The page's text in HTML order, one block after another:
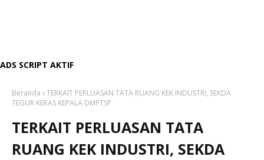
ADS SCRIPT AKTIF
Beranda
TERKAIT PERLUASAN TATA RUANG KEK INDUSTRI, SEKDA
TEGUR KERAS KEPALA DMPTSP
TERKAIT PERLUASAN TATA
RUANG KEK INDUSTRI, SEKDA